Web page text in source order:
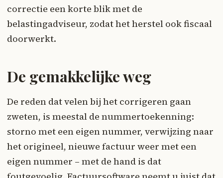
correctie een korte blik met de
belastingadviseur, zodat het herstel ook fiscaal
doorwerkt.
De gemakkelijke weg
De reden dat velen bij het corrigeren gaan
zweten, is meestal de nummertoekenning:
storno met een eigen nummer, verwijzing naar
het origineel, nieuwe factuur weer met een
eigen nummer – met de hand is dat